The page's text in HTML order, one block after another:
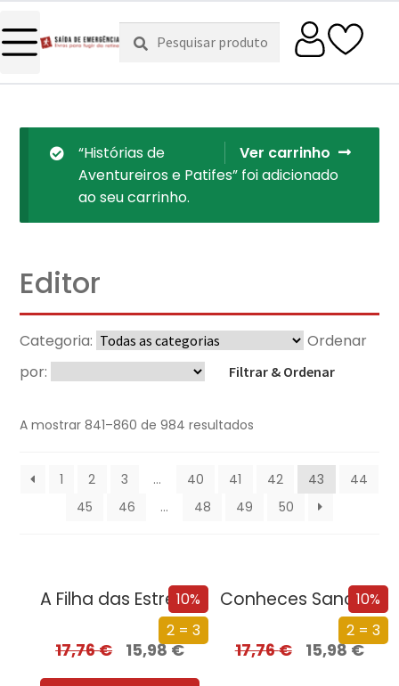
Pesquisar
por:
Pesquisa
Ver carrinho
“Histórias de
Aventureiros e Patifes” foi adicionado
ao seu carrinho.
Editor
Categoria:
Ordenar
por:
Filtrar & Ordenar
A mostrar 841–860 de 984 resultados
1 2 3 … 40 41 42 43
44
45
46 … 48 49 50
10%
2 = 3
A Filha das Estrelas
17,76€ 15,98€
10%
2 = 3
Conheces Sancho?
17,76€ 15,98€